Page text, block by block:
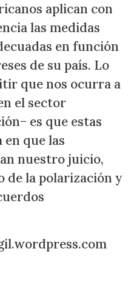
aplican con
las medidas
en función
de su país. Lo
que nos ocurra a
el sector
es que estas
que las
nuestro juicio,
de la polarización y